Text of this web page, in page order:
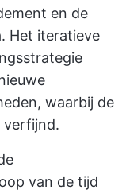
en de
Het iteratieve
waarbij de
van de tijd